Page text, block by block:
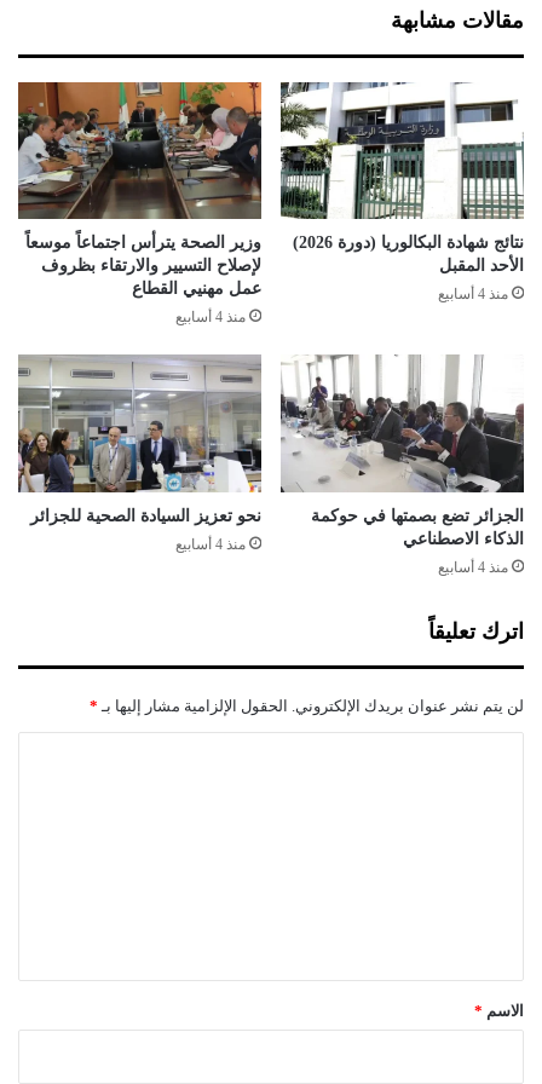
"
ب
ع
ا
ص
م
ض
ا
ة
ف
ي
ا
ل
ز
ي
مقالات مشابهة
نتائج شهادة البكالوريا (دورة 2026)
الأحد المقبل
منذ 4 أسابيع
وزير الصحة يترأس اجتماعاً موسعاً
لإصلاح التسيير والارتقاء بظروف
عمل مهنيي القطاع
منذ 4 أسابيع
الجزائر تضع بصمتها في حوكمة
الذكاء الاصطناعي
منذ 4 أسابيع
نحو تعزيز السيادة الصحية للجزائر
منذ 4 أسابيع
اترك تعليقاً
لن يتم نشر عنوان بريدك الإلكتروني. الحقول الإلزامية مشار إليها بـ *
*الاسم *